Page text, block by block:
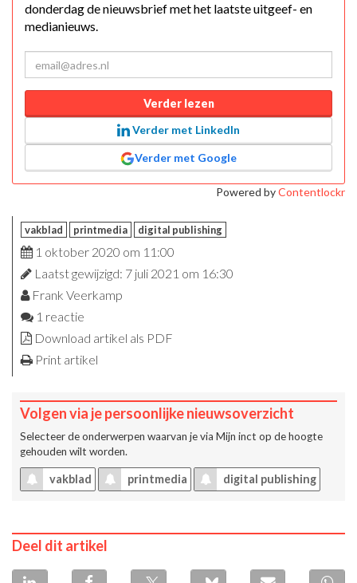
donderdag de nieuwsbrief met het laatste uitgeef- en
medianieuws.
Verder lezen
Verder met LinkedIn
Verder met Google
Powered byContentlockr
vakblad printmedia digital publishing
1 oktober 2020 om 11:00
Laatst gewijzigd: 7 juli 2021 om 16:30
Frank Veerkamp
1 reactie
Download artikel als PDF
Print artikel
Volgen via je persoonlijke nieuwsoverzicht
Selecteer de onderwerpen waarvan je via Mijn inct op de hoogte
gehouden wilt worden.
vakblad printmedia digital publishing
Deel dit artikel